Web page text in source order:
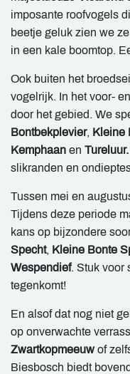
imposante roofvogels
beetje geluk zien we
in een kale boomtop.
Ook buiten het
vogelrijk. In het voor-
door het gebied. We
Bontbekplevier, Kleine
Kemphaan en Tureluur.
slikranden en
Tussen mei en
Tijdens deze periode
kans op bijzondere
Specht, Kleine Bonte
Wespendief. Stuk voor
tegenkomt!
En alsof dat nog niet
op onverwachte
Zwartkopmeeuw of
Biesbosch biedt